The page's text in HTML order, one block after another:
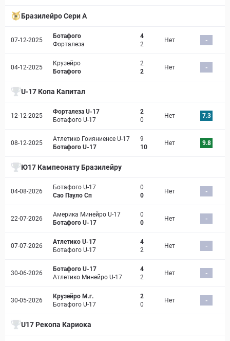
Бразилейро Сери A
07-12-2025
Ботафого
Форталеза
4
2
Нет -
04-12-2025
Крузейро
Ботафого
2
2
Нет -
U-17 Копа Капитал
12-12-2025
Форталеза U-17
Ботафого U-17
2
0
Нет 7.3
08-12-2025
Атлетико Гоияниенсе U-17
Ботафого U-17
9
10
Нет 9.8
Ю17 Кампеонату Бразилейру
04-08-2026
Ботафого U-17
Сао Пауло Сп
0
0
Нет -
22-07-2026
Америка Минейро U-17
Ботафого U-17
0
0
Нет -
07-07-2026
Атлетико U-17
Ботафого U-17
4
2
Нет -
30-06-2026
Ботафого U-17
Атлетико Минейро U-17
4
2
Нет -
30-05-2026
Крузейро М.г.
Ботафого U-17
2
0
Нет -
U17 Рекопа Кариока